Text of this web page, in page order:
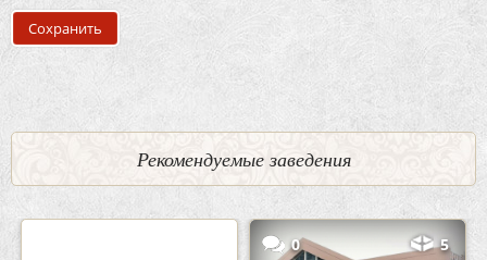
Рекомендуемые заведения
0 5